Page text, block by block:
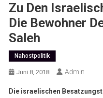
Zu Den
Die Bewohner
Saleh
Nahostpolitik
Juni 8, 2018 Admin
Die israelischen